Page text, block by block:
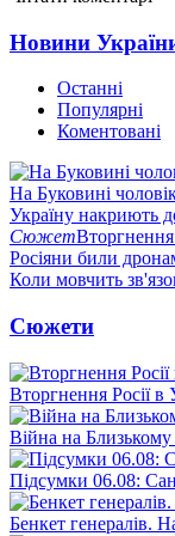
Новини
Останні
Популярні
Коментовані
На Буковині
Україну накриють
СюжетВторгнення
Росіяни били
Коли мовчить
Сюжети
Вторгнення Росії в
Війна на
Підсумки 06.08:
Бенкет генералів.